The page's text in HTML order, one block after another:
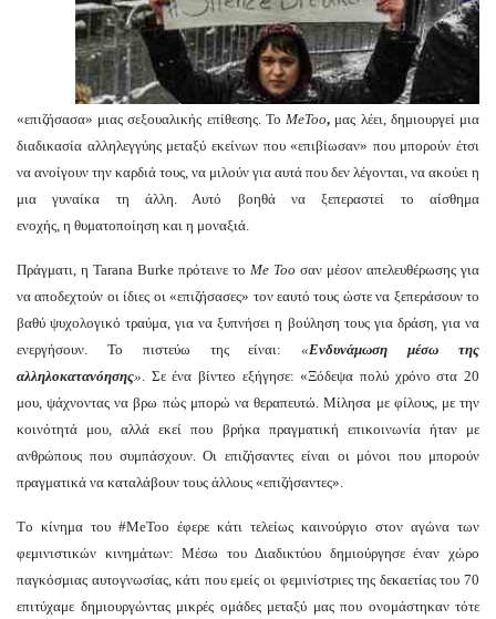
«επιζήσασα» μιας σεξουαλικής επίθεσης. ΤοMeToo, μας λέει, δημιουργεί μια
διαδικασία αλληλεγγύης μεταξύ εκείνων που «επιβίωσαν» που μπορούν έτσι
να ανοίγουν την καρδιά τους, να μιλούν για αυτά που δεν λέγονται, να ακούει η
μια γυναίκα τη άλλη. Αυτό βοηθά να ξεπεραστεί το αίσθημα
ενοχής, η θυματοποίηση και η μοναξιά.
Πράγματι, η Tarana Burke πρότεινε το Me Too σαν μέσον απελευθέρωσης για
να αποδεχτούν οι ίδιες οι «επιζήσασες» τον εαυτό τους ώστε να ξεπεράσουν το
βαθύ ψυχολογικό τραύμα, για να ξυπνήσει η βούληση τους για δράση, για να
ενεργήσουν. Το πιστεύω της είναι:«Ενδυνάμωση μέσω της
αλληλοκατανόησης». Σε ένα βίντεο εξήγησε: «Ξόδεψα πολύ χρόνο στα 20
μου, ψάχνοντας να βρω πώς μπορώ να θεραπευτώ. Μίλησα με φίλους, με την
κοινότητά μου, αλλά εκεί που βρήκα πραγματική επικοινωνία ήταν με
ανθρώπους που συμπάσχουν. Οι επιζήσαντες είναι οι μόνοι που μπορούν
πραγματικά να καταλάβουν τους άλλους «επιζήσαντες».
Tο κίνημα του #MeToo έφερε κάτι τελείως καινούργιο στον αγώνα των
φεμινιστικών κινημάτων: Μέσω του Διαδικτύου δημιούργησε έναν χώρο
παγκόσμιας αυτογνωσίας, κάτι που εμείς οι φεμινίστριες της δεκαετίας του 70
επιτύχαμε δημιουργώντας μικρές ομάδες μεταξύ μας που ονομάστηκαν τότε